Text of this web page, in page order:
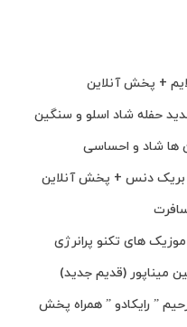
+ پخش آنلاین
حفله شاد اسلو و سنگین
ها شاد و احساسی
بریک دنس + پخش آنلاین
های تکنو پرانرژی
میناپور (قدیم جدید)
” رایکادو ” همراه پخش